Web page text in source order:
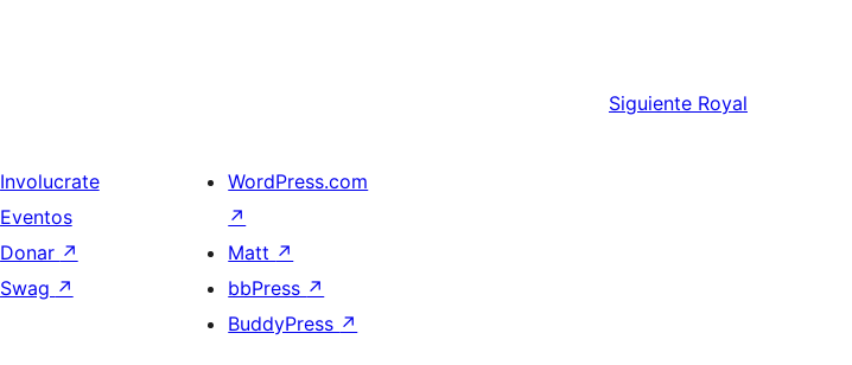
Siguiente Royal
Involucrate
Eventos
Donar ↗
Swag ↗
WordPress.com
↗
Matt ↗
bbPress ↗
BuddyPress ↗